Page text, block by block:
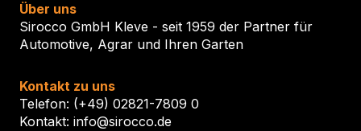
Über uns
Sirocco GmbH Kleve - seit 1959 der Partner für
Automotive, Agrar und Ihren Garten
Kontakt zu uns
Telefon: (+49) 02821-7809 0
Kontakt: info@sirocco.de